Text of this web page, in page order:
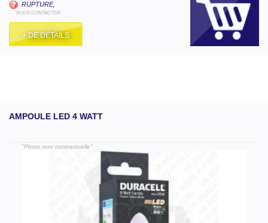
RUPTURE,
NOUS CONTACTER
+ DE DÉTAILS
AMPOULE LED 4 WATT
"Photo non contractuelle"